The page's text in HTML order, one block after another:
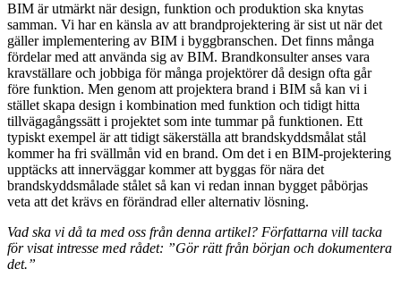
BIM är utmärkt när design, funktion och produktion ska knytas
samman. Vi har en känsla av att brandprojektering är sist ut när det
gäller implementering av BIM i byggbranschen. Det finns många
fördelar med att använda sig av BIM. Brandkonsulter anses vara
kravställare och jobbiga för många projektörer då design ofta går
före funktion. Men genom att projektera brand i BIM så kan vi i
stället skapa design i kombination med funktion och tidigt hitta
tillvägagångssätt i projektet som inte tummar på funktionen. Ett
typiskt exempel är att tidigt säkerställa att brandskyddsmålat stål
kommer ha fri svällmån vid en brand. Om det i en BIM-projektering
upptäcks att innerväggar kommer att byggas för nära det
brandskyddsmålade stålet så kan vi redan innan bygget påbörjas
veta att det krävs en förändrad eller alternativ lösning.
Vad ska vi då ta med oss från denna artikel? Författarna vill tacka
för visat intresse med rådet: ”Gör rätt från början och dokumentera
det.”